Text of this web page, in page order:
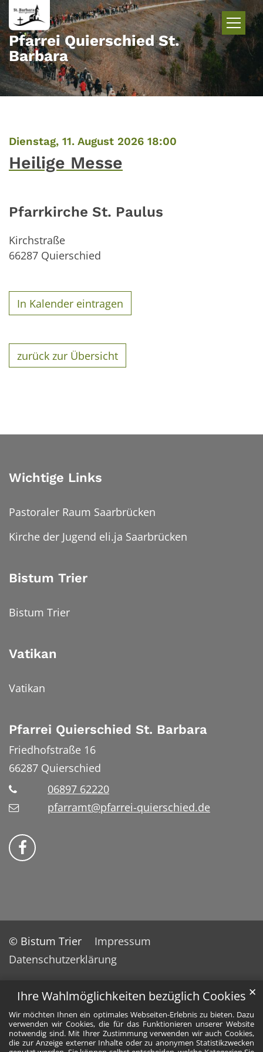
Ihre Wahlmöglichkeiten bezüglich Cookies
Wir möchten Ihnen ein optimales Webseiten-Erlebnis zu bieten. Dazu
verwenden wir Cookies, die für das Funktionieren unserer Website
notwendig sind. Mit Ihrer Zustimmung verwenden wir auch Cookies,
die zur Anzeige externer Inhalte oder zu anonymen Statistikzwecken
✕
Zum Inhalt springen
Pfarrei Quierschied St.
Barbara
Dienstag, 11. August 2026 18:00
Heilige Messe
Pfarrkirche St. Paulus
Kirchstraße
66287 Quierschied
In Kalender eintragen
zurück zur Übersicht
Wichtige Links
Pastoraler Raum Saarbrücken
Kirche der Jugend eli.ja Saarbrücken
Bistum Trier
Bistum Trier
Vatikan
Vatikan
Pfarrei Quierschied St. Barbara
Friedhofstraße 16
66287 Quierschied
06897 62220
pfarramt@pfarrei-quierschied.de
Bistum Trier auf Facebook
© Bistum Trier
Impressum
Datenschutzerklärung